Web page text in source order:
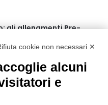
gli allenamenti Pre-
La comunità, la storia, il
in fisica
cookie non necessari ✕
alcuni
e